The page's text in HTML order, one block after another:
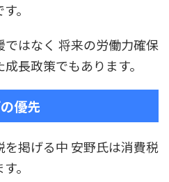
。
はなく 将来の労働力確保
長政策でもあります。
優先
掲げる中 安野氏は消費税
。